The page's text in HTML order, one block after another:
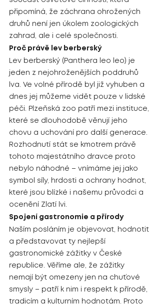
připomíná, že záchrana ohrožených
druhů není jen úkolem zoologických
zahrad, ale i celé společnosti.
Proč právě lev berberský
Lev berberský (Panthera leo leo) je
jeden z nejohroženějších poddruhů
lva. Ve volné přírodě byl již vyhuben a
dnes jej můžeme vidět pouze v lidské
péči. Plzeňská zoo patří mezi instituce,
které se dlouhodobě věnují jeho
chovu a uchování pro další generace.
Rozhodnutí stát se kmotrem právě
tohoto majestátního dravce proto
nebylo náhodné – vnímáme jej jako
symbol síly, hrdosti a ochrany hodnot,
které jsou blízké i našemu průvodci a
ocenění Zlatí lvi.
Spojení gastronomie a přírody
Naším posláním je objevovat, hodnotit
a představovat ty nejlepší
gastronomické zážitky v České
republice. Věříme ale, že zážitky
nemají být omezeny jen na chuťové
smysly – patří k nim i respekt k přírodě,
tradicím a kulturním hodnotám. Proto